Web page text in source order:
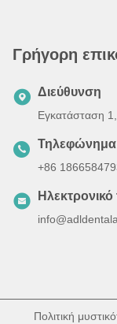
Γρήγορη
Διεύθυνση
Εγκατάσταση
Τηλεφώνημα
+86
Πολιτική